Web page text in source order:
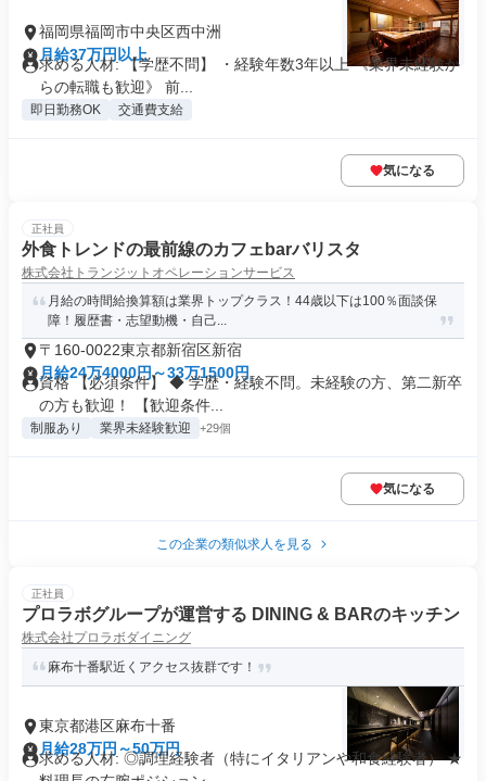
福岡県福岡市中央区西中洲
月給37万円以上
求める人材: 【学歴不問】 ・経験年数3年以上 《業界未経験か
らの転職も歓迎》 前...
即日勤務OK 交通費支給
気になる
正社員
外食トレンドの最前線のカフェbarバリスタ
株式会社トランジットオペレーションサービス
月給の時間給換算額は業界トップクラス！44歳以下は100％面談保
障！履歴書・志望動機・自己...
〒160-0022東京都新宿区新宿
月給24万4000円～33万1500円
資格 【必須条件】 ◆ 学歴・経験不問。未経験の方、第二新卒
の方も歓迎！ 【歓迎条件...
制服あり 業界未経験歓迎 +29個
気になる
この企業の類似求人を見る
正社員
プロラボグループが運営する DINING & BARのキッチン
株式会社プロラボダイニング
麻布十番駅近くアクセス抜群です！
東京都港区麻布十番
月給28万円～50万円
求める人材: ◎調理経験者（特にイタリアンや和食経験者） ★